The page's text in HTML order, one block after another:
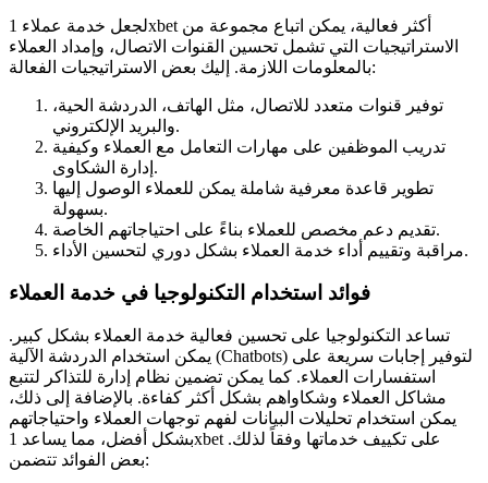
لجعل خدمة عملاء 1xbet أكثر فعالية، يمكن اتباع مجموعة من
الاستراتيجيات التي تشمل تحسين القنوات الاتصال، وإمداد العملاء
بالمعلومات اللازمة. إليك بعض الاستراتيجيات الفعالة:
توفير قنوات متعدد للاتصال، مثل الهاتف، الدردشة الحية،
والبريد الإلكتروني.
تدريب الموظفين على مهارات التعامل مع العملاء وكيفية
إدارة الشكاوى.
تطوير قاعدة معرفية شاملة يمكن للعملاء الوصول إليها
بسهولة.
تقديم دعم مخصص للعملاء بناءً على احتياجاتهم الخاصة.
مراقبة وتقييم أداء خدمة العملاء بشكل دوري لتحسين الأداء.
فوائد استخدام التكنولوجيا في خدمة العملاء
تساعد التكنولوجيا على تحسين فعالية خدمة العملاء بشكل كبير.
يمكن استخدام الدردشة الآلية (Chatbots) لتوفير إجابات سريعة على
استفسارات العملاء. كما يمكن تضمين نظام إدارة للتذاكر لتتبع
مشاكل العملاء وشكاواهم بشكل أكثر كفاءة. بالإضافة إلى ذلك،
يمكن استخدام تحليلات البيانات لفهم توجهات العملاء واحتياجاتهم
بشكل أفضل، مما يساعد 1xbet على تكييف خدماتها وفقاً لذلك.
بعض الفوائد تتضمن: